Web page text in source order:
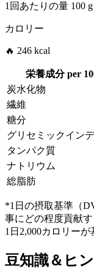
1回あたりの量 100 g
カロリー
🔥 246 kcal
栄養成分 per
炭水化物
繊維
糖分
グリセミックイン
タンパク質
ナトリウム
総脂肪
*1日の摂取基準（
事にどの程度貢献
1日2,000カロリーが
豆知識＆ヒ